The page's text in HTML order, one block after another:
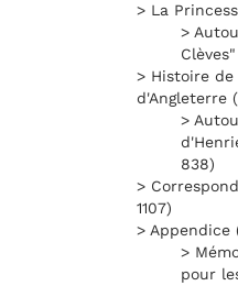
> La
>
> Histoire
d'Angleterre
>
838)
>
1107)
> Appendice
>
pour